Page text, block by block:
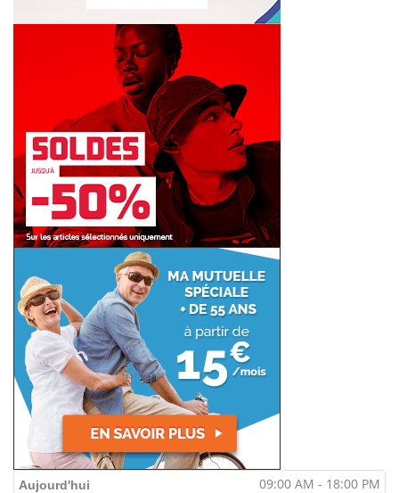
Aujourd'hui 09:00 AM - 18:00 PM